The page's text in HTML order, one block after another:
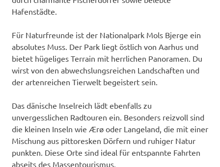
Hafenstädte.
Für Naturfreunde ist der Nationalpark Mols Bjerge ein
absolutes Muss. Der Park liegt östlich von Aarhus und
bietet hügeliges Terrain mit herrlichen Panoramen. Du
wirst von den abwechslungsreichen Landschaften und
der artenreichen Tierwelt begeistert sein.
Das dänische Inselreich lädt ebenfalls zu
unvergesslichen Radtouren ein. Besonders reizvoll sind
die kleinen Inseln wie Ærø oder Langeland, die mit einer
Mischung aus pittoresken Dörfern und ruhiger Natur
punkten. Diese Orte sind ideal für entspannte Fahrten
abseits des Massentourismus.